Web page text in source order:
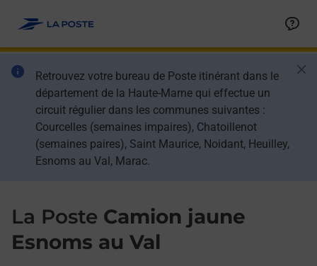
Retrouvez votre bureau de Poste itinérant dans le
département de la Haute-Marne qui effectue un
circuit régulier dans les communes suivantes :
Courcelles (semaines impaires), Chatoillenot
(semaines paires), Saint Maurice, Noidant, Heuilley,
Esnoms au Val, Marac.
La Poste Camion jaune
Esnoms au Val